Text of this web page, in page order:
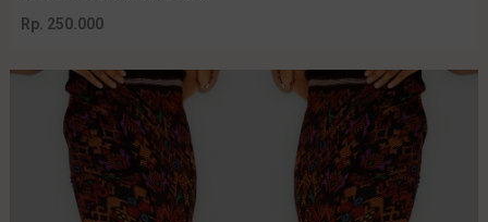
Rp. 250.000